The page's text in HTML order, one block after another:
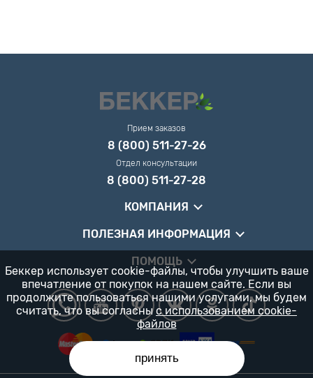
Прием заказов
8 (800) 511-27-26
Отдел консультации
8 (800) 511-27-28
КОМПАНИЯ
ПОЛЕЗНАЯ ИНФОРМАЦИЯ
ПОМОЩЬ
Беккер использует cookie-файлы, чтобы улучшить ваше
впечатление от покупок на нашем сайте. Если вы
продолжите пользоваться нашими услугами, мы будем
считать, что вы согласны с использованием cookie-
файлов
принять